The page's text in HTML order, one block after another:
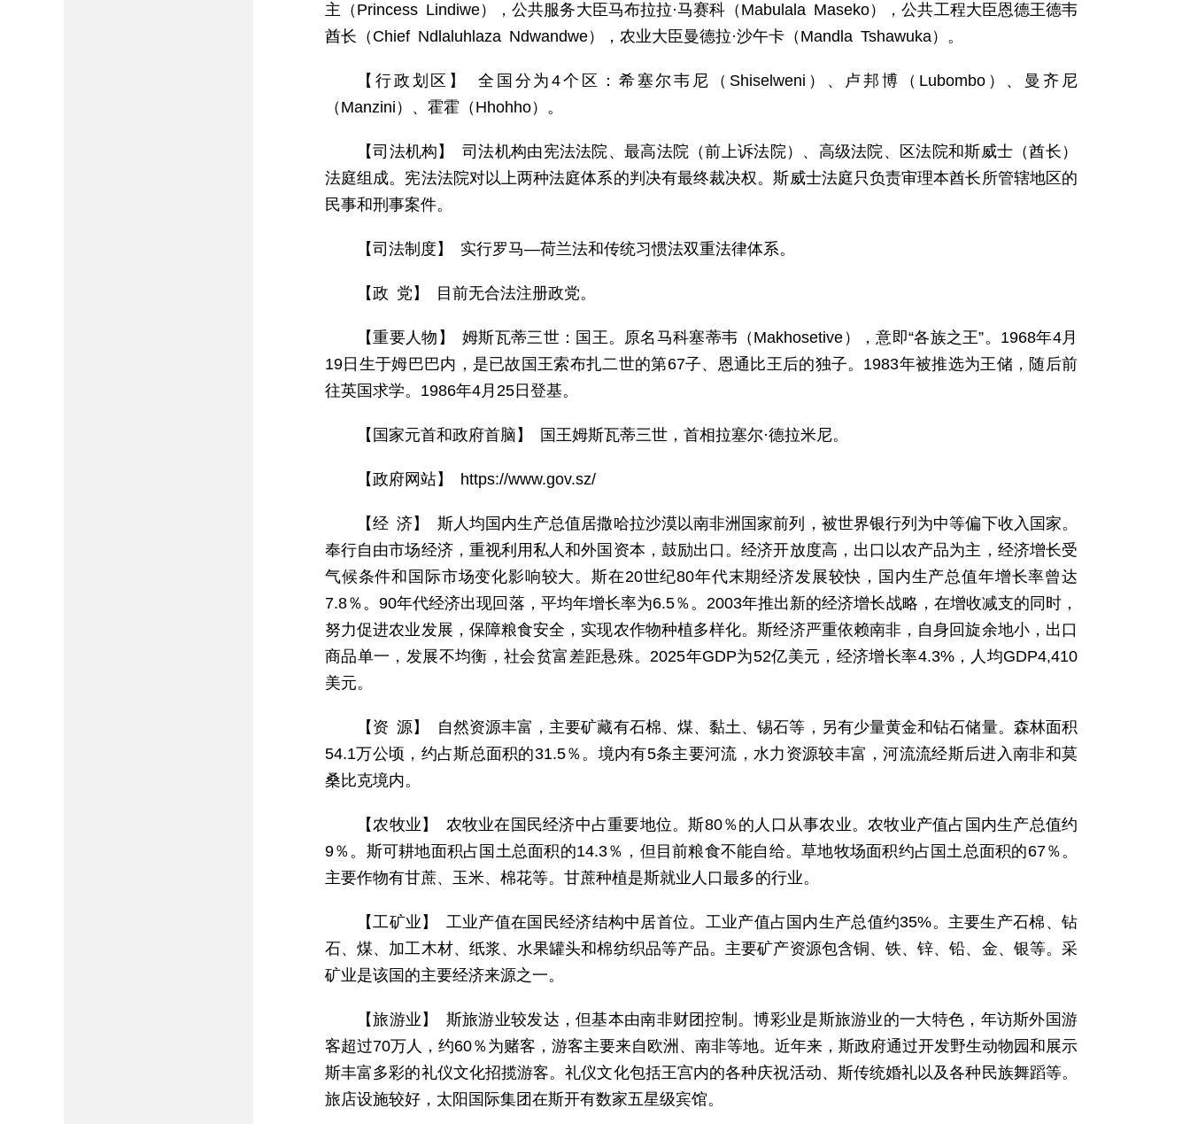
主（Princess Lindiwe），公共服务大臣马布拉拉·马赛科（Mabulala Maseko），公共工程大臣恩德王德韦
酋长（Chief Ndlaluhlaza Ndwandwe），农业大臣曼德拉·沙午卡（Mandla Tshawuka）。
【行政划区】 全国分为4个区：希塞尔韦尼（Shiselweni）、卢邦博（Lubombo）、曼齐尼
（Manzini）、霍霍（Hhohho）。
【司法机构】 司法机构由宪法法院、最高法院（前上诉法院）、高级法院、区法院和斯威士（酋长）
法庭组成。宪法法院对以上两种法庭体系的判决有最终裁决权。斯威士法庭只负责审理本酋长所管辖地区的
民事和刑事案件。
【司法制度】 实行罗马—荷兰法和传统习惯法双重法律体系。
【政 党】 目前无合法注册政党。
【重要人物】 姆斯瓦蒂三世：国王。原名马科塞蒂韦（Makhosetive），意即“各族之王”。1968年4月
19日生于姆巴巴内，是已故国王索布扎二世的第67子、恩通比王后的独子。1983年被推选为王储，随后前
往英国求学。1986年4月25日登基。
【国家元首和政府首脑】 国王姆斯瓦蒂三世，首相拉塞尔·德拉米尼。
【政府网站】 https://www.gov.sz/
【经 济】 斯人均国内生产总值居撒哈拉沙漠以南非洲国家前列，被世界银行列为中等偏下收入国家。
奉行自由市场经济，重视利用私人和外国资本，鼓励出口。经济开放度高，出口以农产品为主，经济增长受
气候条件和国际市场变化影响较大。斯在20世纪80年代末期经济发展较快，国内生产总值年增长率曾达
7.8％。90年代经济出现回落，平均年增长率为6.5％。2003年推出新的经济增长战略，在增收减支的同时，
努力促进农业发展，保障粮食安全，实现农作物种植多样化。斯经济严重依赖南非，自身回旋余地小，出口
商品单一，发展不均衡，社会贫富差距悬殊。2025年GDP为52亿美元，经济增长率4.3%，人均GDP4,410
美元。
【资 源】 自然资源丰富，主要矿藏有石棉、煤、黏土、锡石等，另有少量黄金和钻石储量。森林面积
54.1万公顷，约占斯总面积的31.5％。境内有5条主要河流，水力资源较丰富，河流流经斯后进入南非和莫
桑比克境内。
【农牧业】 农牧业在国民经济中占重要地位。斯80％的人口从事农业。农牧业产值占国内生产总值约
9％。斯可耕地面积占国土总面积的14.3％，但目前粮食不能自给。草地牧场面积约占国土总面积的67％。
主要作物有甘蔗、玉米、棉花等。甘蔗种植是斯就业人口最多的行业。
【工矿业】 工业产值在国民经济结构中居首位。工业产值占国内生产总值约35%。主要生产石棉、钻
石、煤、加工木材、纸浆、水果罐头和棉纺织品等产品。主要矿产资源包含铜、铁、锌、铅、金、银等。采
矿业是该国的主要经济来源之一。
【旅游业】 斯旅游业较发达，但基本由南非财团控制。博彩业是斯旅游业的一大特色，年访斯外国游
客超过70万人，约60％为赌客，游客主要来自欧洲、南非等地。近年来，斯政府通过开发野生动物园和展示
斯丰富多彩的礼仪文化招揽游客。礼仪文化包括王宫内的各种庆祝活动、斯传统婚礼以及各种民族舞蹈等。
旅店设施较好，太阳国际集团在斯开有数家五星级宾馆。